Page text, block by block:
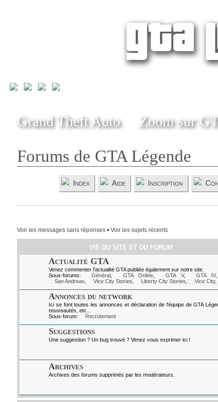
Grand Theft Auto Zoom sur
Forums de GTA Légende
Index Aide Inscription
Voir les messages sans réponses• Voir les sujets récents
VIE DU SITE ET DU FORUM
Actualité GTA
Venez commenter l'actualité GTA publiée également sur notre site.
Sous-forums:
Général GTA Online, GTA V, GTA IV
San Andreas
Vice City Stories Liberty City Stories Vice City,
Annonces du network
Ici se font toutes les annonces et déclaration de l'équipe de GTA
nouveautés, etc...
Sous-forum:
Recrutement
Suggestions
Une suggestion ? Un bug trouvé ? Venez vous exprimer ici !
Archives
Archives des forums supprimés par les modérateurs.